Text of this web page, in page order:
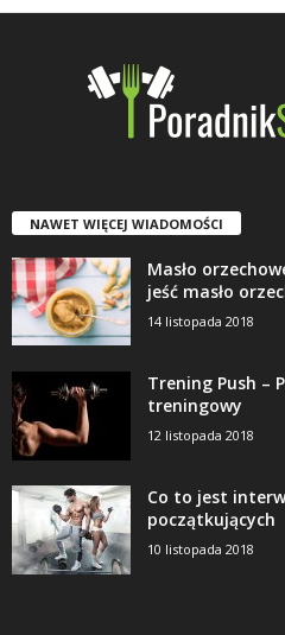
NAWET WIĘCEJ WIADOMOŚCI
Masło
jeść masło
14 listopada 2018
Trening Push –
treningowy
12 listopada 2018
Co to jest
początkujących
10 listopada 2018